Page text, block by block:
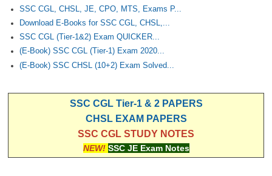
SSC CGL, CHSL, JE, CPO, MTS, Exams P...
Download E-Books for SSC CGL, CHSL,...
SSC CGL (Tier-1&2) Exam QUICKER...
(E-Book) SSC CGL (Tier-1) Exam 2020...
(E-Book) SSC CHSL (10+2) Exam Solved...
SSC CGL Tier-1 & 2 PAPERS
CHSL EXAM PAPERS
SSC CGL STUDY NOTES
NEW! SSC JE Exam Notes